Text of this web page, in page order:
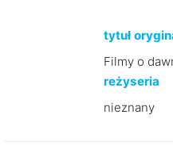
tytuł
Filmy o
reżyseria
nieznany